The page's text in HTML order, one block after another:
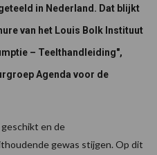
in Nederland. Dat blijkt
van het Louis Bolk Instituut
– Teelthandleiding",
Agenda voor de
en de
gewas stijgen. Op dit